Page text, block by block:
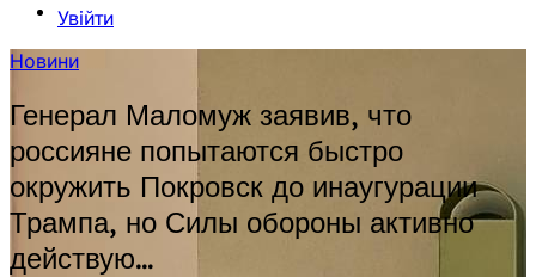
Увійти
Новини
Генерал Маломуж заявив, что
россияне попытаются быстро
окружить Покровск до инаугурации
Трампа, но Силы обороны активно
действую…